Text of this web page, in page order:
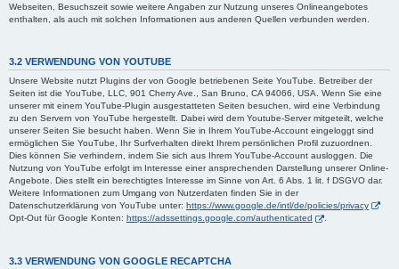
Webseiten, Besuchszeit sowie weitere Angaben zur Nutzung unseres Onlineangebotes
enthalten, als auch mit solchen Informationen aus anderen Quellen verbunden werden.
3.2 VERWENDUNG VON YOUTUBE
Unsere Website nutzt Plugins der von Google betriebenen Seite YouTube. Betreiber der
Seiten ist die YouTube, LLC, 901 Cherry Ave., San Bruno, CA 94066, USA. Wenn Sie eine
unserer mit einem YouTube-Plugin ausgestatteten Seiten besuchen, wird eine Verbindung
zu den Servern von YouTube hergestellt. Dabei wird dem Youtube-Server mitgeteilt, welche
unserer Seiten Sie besucht haben. Wenn Sie in Ihrem YouTube-Account eingeloggt sind
ermöglichen Sie YouTube, Ihr Surfverhalten direkt Ihrem persönlichen Profil zuzuordnen.
Dies können Sie verhindern, indem Sie sich aus Ihrem YouTube-Account ausloggen. Die
Nutzung von YouTube erfolgt im Interesse einer ansprechenden Darstellung unserer Online-
Angebote. Dies stellt ein berechtigtes Interesse im Sinne von Art. 6 Abs. 1 lit. f DSGVO dar.
Weitere Informationen zum Umgang von Nutzerdaten finden Sie in der
Datenschutzerklärung von YouTube unter: https://www.google.de/intl/de/policies/privacy
Opt-Out für Google Konten: https://adssettings.google.com/authenticated .
3.3 VERWENDUNG VON GOOGLE RECAPTCHA